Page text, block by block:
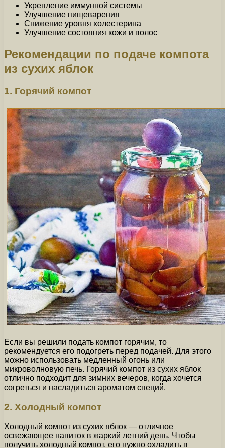
Укрепление иммунной системы
Улучшение пищеварения
Снижение уровня холестерина
Улучшение состояния кожи и волос
Рекомендации по подаче компота
из сухих яблок
1. Горячий компот
Если вы решили подать компот горячим, то
рекомендуется его подогреть перед подачей. Для этого
можно использовать медленный огонь или
микроволновую печь. Горячий компот из сухих яблок
отлично подходит для зимних вечеров, когда хочется
согреться и насладиться ароматом специй.
2. Холодный компот
Холодный компот из сухих яблок — отличное
освежающее напиток в жаркий летний день. Чтобы
получить холодный компот, его нужно охладить в